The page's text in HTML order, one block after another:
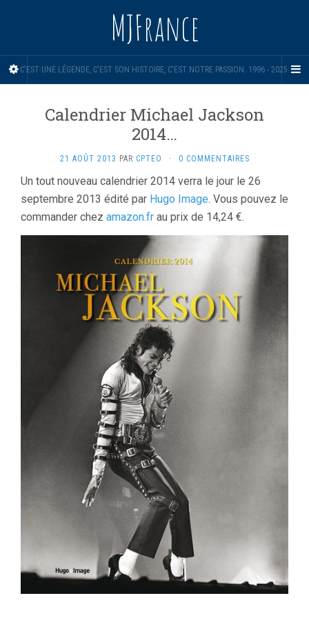
MJFrance
C'EST UNE LÉGENDE, C'EST SON HISTOIRE, C'EST NOTRE PASSION. 1996 - 2025.
Calendrier Michael Jackson
2014…
21 AOÛT 2013 PAR CPTEO · 0 COMMENTAIRES
Un tout nouveau calendrier 2014 verra le jour le 26
septembre 2013 édité par Hugo Image. Vous pouvez le
commander chez amazon.fr au prix de 14,24 €.